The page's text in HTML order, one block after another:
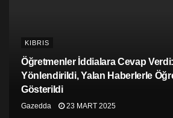
KIBRIS
Öğretmenler İddialara Cevap
Yönlendirildi, Yalan Haberlerle
Gösterildi
Gazedda 23 MART 2025